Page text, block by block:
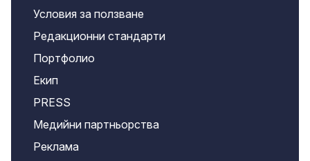
Условия за ползване
Редакционни стандарти
Портфолио
Екип
PRESS
Медийни партньорства
Реклама